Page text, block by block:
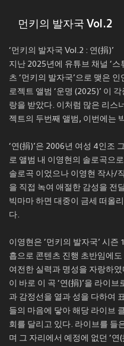
먼키의 발자국 Vol.2
‘먼키의 발자국 Vol.2 : 연(捐)’
지난 2025년에 유튜브 채널 ‘
츠 ‘먼키의 발자국’으로 맺은
로젝트 앨범 ‘운명 (2025)’ 이
랑을 받았다. 이처럼 많은 리스
젝트의 두번째 앨범, 이번에는
‘연(捐)’은 2006년 여성 4인조
로 앨범 내 이영현의 솔로곡으
솔로곡 이었으나 이영현 작사/
을 직접 녹여 애절한 감성을 전
빅마마 하면 대중이 금세 떠올
다.
이영현은 ‘먼키의 발자국’ 시
흡으로 콘텐츠 진행 초반임에
여전한 실력과 명성을 자랑하
이 바로 이 곡 ‘연(捐)’을 라이
과 감정선을 열과 성을 다하여
들의 마음에 닿아 해당 라이브
회를 달리고 있다. 라이브를 들
며 그 자리에서 예정에 없던 ‘